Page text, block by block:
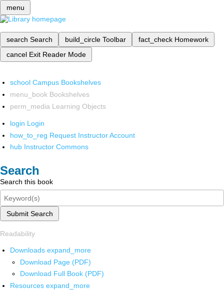
menu
search Search build_circle Toolbar fact_check Homework
cancel Exit Reader Mode
school Campus Bookshelves
menu_book Bookshelves
perm_media Learning Objects
login Login
how_to_reg Request Instructor Account
hub Instructor Commons
Search
Search this book
Submit Search
Readability
Downloads expand_more
Download Page (PDF)
Download Full Book (PDF)
Resources expand_more